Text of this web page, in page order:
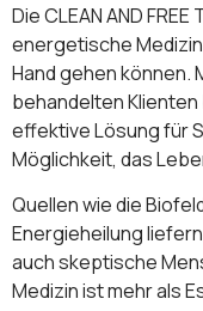
Die CLEAN AND
energetische
Hand gehen können.
behandelten
effektive Lösung für
Möglichkeit, das
Quellen wie die
Energieheilung
auch skeptische
Medizin ist mehr als